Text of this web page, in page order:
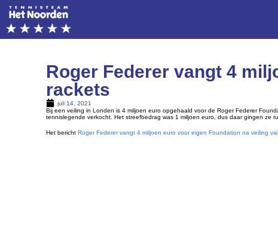
Roger Federer vangt 4
rackets
juli 14, 2021
Bij een veiling in Londen is 4 miljoen euro opgehaald voor de Roger Federer
tennislegende verkocht. Het streefbedrag was 1 miljoen euro, dus daar gingen ze
Het bericht Roger Federer vangt 4 miljoen euro voor eigen Foundation na veiling